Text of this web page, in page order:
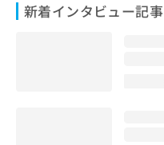
新着インタビュー記事